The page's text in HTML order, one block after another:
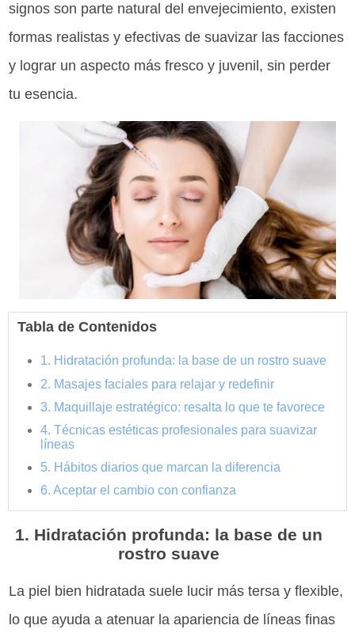
signos son parte natural del envejecimiento, existen
formas realistas y efectivas de suavizar las facciones
y lograr un aspecto más fresco y juvenil, sin perder
tu esencia.
Tabla de Contenidos
1. Hidratación profunda: la base de un rostro suave
2. Masajes faciales para relajar y redefinir
3. Maquillaje estratégico: resalta lo que te favorece
4. Técnicas estéticas profesionales para suavizar
líneas
5. Hábitos diarios que marcan la diferencia
6. Aceptar el cambio con confianza
1. Hidratación profunda: la base de un
rostro suave
La piel bien hidratada suele lucir más tersa y flexible,
lo que ayuda a atenuar la apariencia de líneas finas